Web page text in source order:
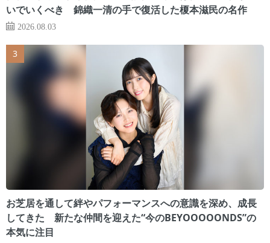
いでいくべき 錦織一清の手で復活した榎本滋民の名作
2026.08.03
お芝居を通して絆やパフォーマンスへの意識を深め、成長
してきた 新たな仲間を迎えた“今のBEYOOOOONDS”の
本気に注目